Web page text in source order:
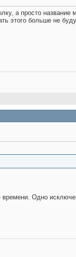
а просто название
этого больше не
Одно